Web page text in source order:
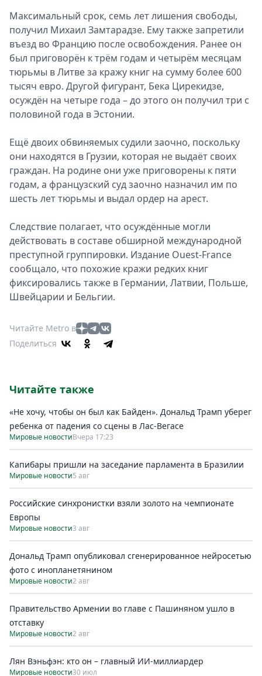
Максимальный срок, семь лет лишения свободы,
получил Михаил Замтарадзе. Ему также запретили
въезд во Францию после освобождения. Ранее он
был приговорён к трём годам и четырём месяцам
тюрьмы в Литве за кражу книг на сумму более 600
тысяч евро. Другой фигурант, Бека Цирекидзе,
осуждён на четыре года – до этого он получил три с
половиной года в Эстонии.
Ещё двоих обвиняемых судили заочно, поскольку
они находятся в Грузии, которая не выдаёт своих
граждан. На родине они уже приговорены к пяти
годам, а французский суд заочно назначил им по
шесть лет тюрьмы и выдал ордер на арест.
Следствие полагает, что осуждённые могли
действовать в составе обширной международной
преступной группировки. Издание Ouest-France
сообщало, что похожие кражи редких книг
фиксировались также в Германии, Латвии, Польше,
Швейцарии и Бельгии.
Читайте Metro в
Поделиться
Читайте также
«Не хочу, чтобы он был как Байден». Дональд Трамп уберег
ребенка от падения со сцены в Лас-Вегасе
Мировые новостиВчера 17:23
Капибары пришли на заседание парламента в Бразилии
Мировые новости5 авг
Российские синхронистки взяли золото на чемпионате
Европы
Мировые новости3 авг
Дональд Трамп опубликовал сгенерированное нейросетью
фото с инопланетянином
Мировые новости2 авг
Правительство Армении во главе с Пашиняном ушло в
отставку
Мировые новости2 авг
Лян Вэньфэн: кто он – главный ИИ-миллиардер
Мировые новости30 июл